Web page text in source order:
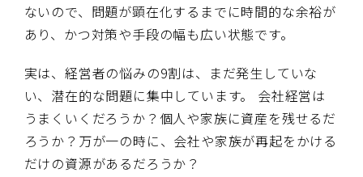
ないので、問題が顕在化するまでに時間的な余裕が
あり、かつ対策や手段の幅も広い状態です。
実は、経営者の悩みの9割は、まだ発生していな
い、潜在的な問題に集中しています。 会社経営は
うまくいくだろうか？個人や家族に資産を残せるだ
ろうか？万が一の時に、会社や家族が再起をかける
だけの資源があるだろうか？